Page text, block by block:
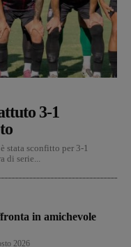
3-1
stata sconfitto per 3-1
serie...
in amichevole
2026